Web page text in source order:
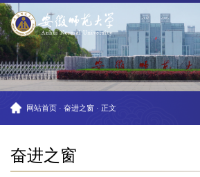
网站首页 · 奋进之窗 · 正文
奋进之窗